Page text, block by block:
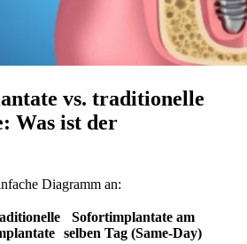
vs. traditionelle
Was ist der
Diagramm an:
Sofortimplantate am
selben Tag (Same-Day)